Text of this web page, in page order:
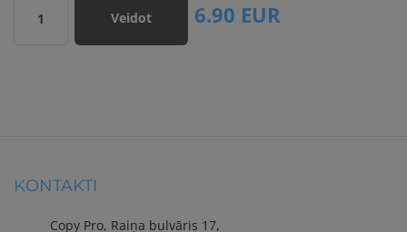
1 Veidot 6.90 EUR
KONTAKTI
Copy Pro, Raiņa bulvāris 17,